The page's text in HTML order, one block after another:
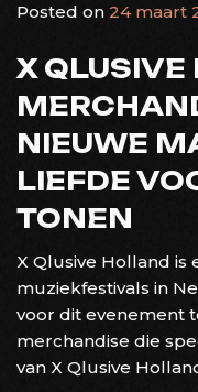
Posted on 24 maart
X
NIEUWE
LIEFDE
TONEN
X Qlusive Holland is
muziekfestivals in
voor dit evenement
merchandise die
van X Qlusive